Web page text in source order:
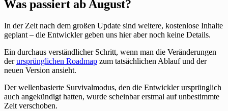
Was passiert ab August?
In der Zeit nach dem großen Update sind weitere, kostenlose Inhalte
geplant – die Entwickler geben uns hier aber noch keine Details.
Ein durchaus verständlicher Schritt, wenn man die Veränderungen
derursprünglichen Roadmap zum tatsächlichen Ablauf und der
neuen Version ansieht.
Der wellenbasierte Survivalmodus, den die Entwickler ursprünglich
auch angekündigt hatten, wurde scheinbar erstmal auf unbestimmte
Zeit verschoben.